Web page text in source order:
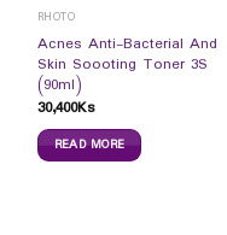
RHOTO
Acnes Anti-Bacterial And
Skin Soooting Toner 3S
(90ml)
30,400Ks
READ MORE